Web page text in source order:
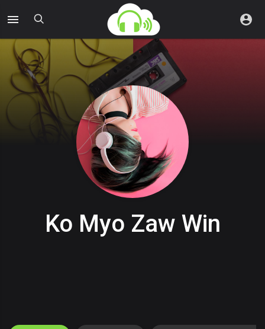
Ko Myo Zaw Win